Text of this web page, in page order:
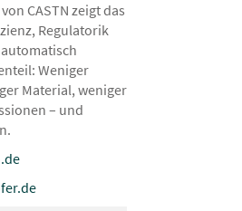
CASTN zeigt das
Regulatorik
Weniger
Material, weniger
– und